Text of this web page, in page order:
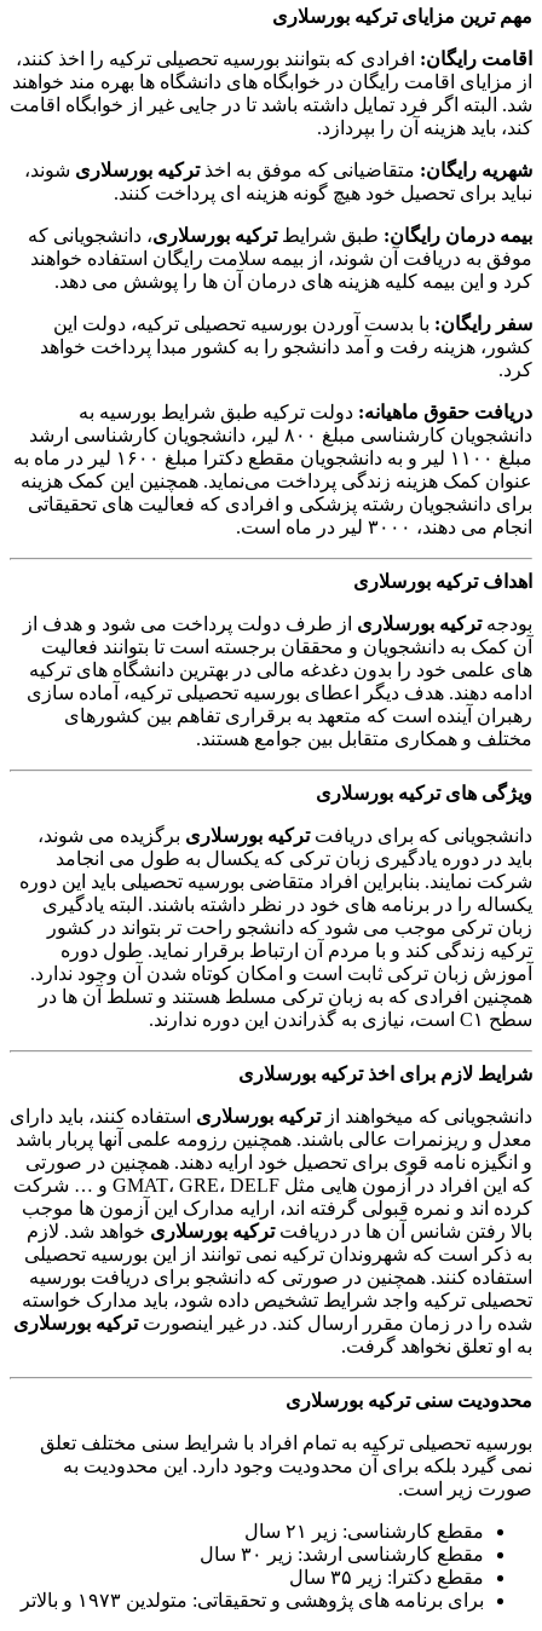
مهم ترین مزایای ترکیه بورسلاری
اقامت رایگان: افرادی که بتوانند بورسیه تحصیلی ترکیه را اخذ کنند،
از مزایای اقامت رایگان در خوابگاه های دانشگاه ها بهره مند خواهند
شد. البته اگر فرد تمایل داشته باشد تا در جایی غیر از خوابگاه اقامت
کند، باید هزینه آن را بپردازد.
شهریه رایگان: متقاضیانی که موفق به اخذترکیه بورسلاری شوند،
نباید برای تحصیل خود هیچ گونه هزینه ای پرداخت کنند.
بیمه درمان رایگان: طبق شرایطترکیه بورسلاری، دانشجویانی که
موفق به دریافت آن شوند، از بیمه سلامت رایگان استفاده خواهند
کرد و این بیمه کلیه هزینه های درمان آن ها را پوشش می دهد.
سفر رایگان: با بدست آوردن بورسیه تحصیلی ترکیه، دولت این
کشور، هزینه رفت و آمد دانشجو را به کشور مبدا پرداخت خواهد
کرد.
دریافت حقوق ماهیانه: دولت ترکیه طبق شرایط بورسیه به
دانشجویان کارشناسی مبلغ ۸۰۰ لیر، دانشجویان کارشناسی ارشد
مبلغ ۱۱۰۰ لیر و به دانشجویان مقطع دکترا مبلغ ۱۶۰۰ لیر در ماه به
عنوان کمک هزینه زندگی پرداخت می‌نماید. همچنین این کمک هزینه
برای دانشجویان رشته پزشکی و افرادی که فعالیت های تحقیقاتی
انجام می دهند، ۳۰۰۰ لیر در ماه است.
اهداف ترکیه بورسلاری
بودجهترکیه بورسلاری از طرف دولت پرداخت می شود و هدف از
آن کمک به دانشجویان و محققان برجسته است تا بتوانند فعالیت
های علمی خود را بدون دغدغه مالی در بهترین دانشگاه های ترکیه
ادامه دهند. هدف دیگر اعطای بورسیه تحصیلی ترکیه، آماده سازی
رهبران آینده است که متعهد به برقراری تفاهم بین کشورهای
مختلف و همکاری متقابل بین جوامع هستند.
ویژگی های ترکیه بورسلاری
دانشجویانی که برای دریافتترکیه بورسلاری برگزیده می شوند،
باید در دوره یادگیری زبان ترکی که یکسال به طول می انجامد
شرکت نمایند. بنابراین افراد متقاضی بورسیه تحصیلی باید این دوره
یکساله را در برنامه های خود در نظر داشته باشند. البته یادگیری
زبان ترکی موجب می شود که دانشجو راحت تر بتواند در کشور
ترکیه زندگی کند و با مردم آن ارتباط برقرار نماید. طول دوره
آموزش زبان ترکی ثابت است و امکان کوتاه شدن آن وجود ندارد.
همچنین افرادی که به زبان ترکی مسلط هستند و تسلط آن ها در
سطح C۱ است، نیازی به گذراندن این دوره ندارند.
شرایط لازم برای اخذ ترکیه بورسلاری
دانشجویانی که میخواهند ازترکیه بورسلاری استفاده کنند، باید دارای
معدل و ریزنمرات عالی باشند. همچنین رزومه علمی آنها پربار باشد
و انگیزه نامه قوی برای تحصیل خود ارایه دهند. همچنین در صورتی
که این افراد در آزمون هایی مثل GMAT، GRE، DELF و … شرکت
کرده اند و نمره قبولی گرفته اند، ارایه مدارک این آزمون ها موجب
بالا رفتن شانس آن ها در دریافتترکیه بورسلاری خواهد شد. لازم
به ذکر است که شهروندان ترکیه نمی توانند از این بورسیه تحصیلی
استفاده کنند. همچنین در صورتی که دانشجو برای دریافت بورسیه
تحصیلی ترکیه واجد شرایط تشخیص داده شود، باید مدارک خواسته
شده را در زمان مقرر ارسال کند. در غیر اینصورتترکیه بورسلاری
به او تعلق نخواهد گرفت.
محدودیت سنی ترکیه بورسلاری
بورسیه تحصیلی ترکیه به تمام افراد با شرایط سنی مختلف تعلق
نمی گیرد بلکه برای آن محدودیت وجود دارد. این محدودیت به
صورت زیر است.
مقطع کارشناسی: زیر ۲۱ سال
مقطع کارشناسی ارشد: زیر ۳۰ سال
مقطع دکترا: زیر ۳۵ سال
برای برنامه های پژوهشی و تحقیقاتی: متولدین ۱۹۷۳ و بالاتر